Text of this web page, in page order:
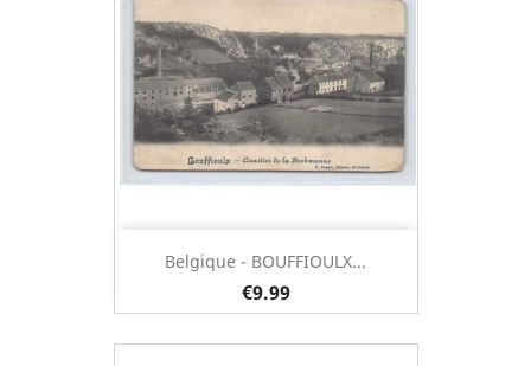
Belgique - BOUFFIOULX...
€9.99